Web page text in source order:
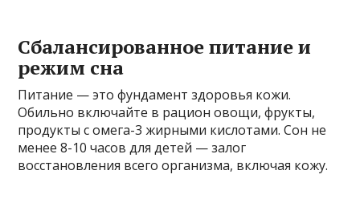
Сбалансированное питание и
режим сна
Питание — это фундамент здоровья кожи.
Обильно включайте в рацион овощи, фрукты,
продукты с омега-3 жирными кислотами. Сон не
менее 8-10 часов для детей — залог
восстановления всего организма, включая кожу.